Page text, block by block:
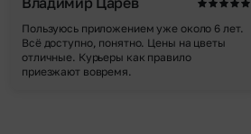
Пользуюсь приложением уже около 6 лет.
Всё доступно, понятно. Цены на цветы
отличные. Курьеры как правило
приезжают вовремя.